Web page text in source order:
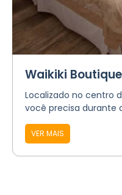
Waikiki Boutique
Localizado no centro
você precisa durante
VER MAIS